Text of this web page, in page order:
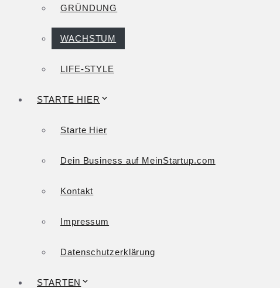
GRÜNDUNG
WACHSTUM
LIFE-STYLE
STARTE HIER
Starte Hier
Dein Business auf MeinStartup.com
Kontakt
Impressum
Datenschutzerklärung
STARTEN